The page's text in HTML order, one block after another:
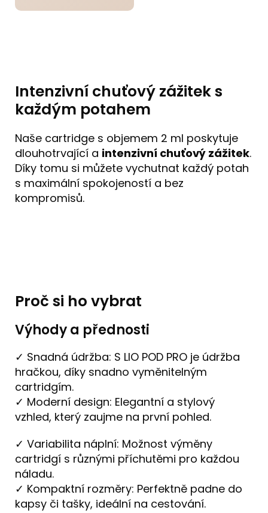
Intenzivní chuťový zážitek s
každým potahem
Naše cartridge s objemem 2 ml poskytuje
dlouhotrvající a intenzivní chuťový zážitek.
Díky tomu si můžete vychutnat každý potah
s maximální spokojeností a bez
kompromisů.
Proč si ho vybrat
Výhody a přednosti
✓ Snadná údržba: S LIO POD PRO je údržba
hračkou, díky snadno vyměnitelným
cartridgím.
✓ Moderní design: Elegantní a stylový
vzhled, který zaujme na první pohled.
✓ Variabilita náplní: Možnost výměny
cartridgí s různými příchutěmi pro každou
náladu.
✓ Kompaktní rozměry: Perfektně padne do
kapsy či tašky, ideální na cestování.